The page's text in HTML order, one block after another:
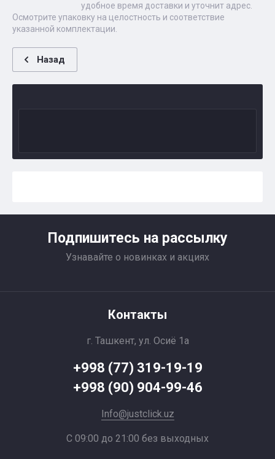
удобное время доставки и уточнит адрес.
Осмотрите упаковку на целостность и соответствие
указанной комплектации.
Назад
Подпишитесь на рассылку
Узнавайте о новинках и акциях
Контакты
г. Ташкент, ул. Осиё 1a
+998 (77) 319-19-19
+998 (90) 904-99-46
Info@justclick.uz
С 09:00 до 21:00 без выходных